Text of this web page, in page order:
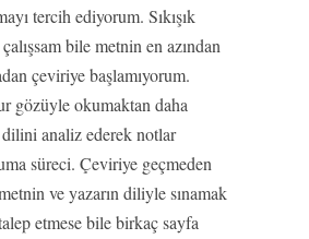
tercih ediyorum. Sıkışık
bile metnin en azından
çeviriye başlamıyorum.
gözüyle okumaktan daha
dilini analiz ederek notlar
süreci. Çeviriye geçmeden
ve yazarın diliyle sınamak
etmese bile birkaç sayfa